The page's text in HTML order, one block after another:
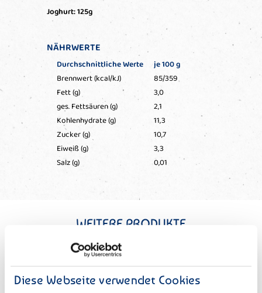
Diese Webseite verwendet Cookies
Joghurt: 125g
NÄHRWERTE
Durchschnittliche Werte
je 100 g
Brennwert (kcal/kJ)
85/359
Fett (g)
3,0
ges. Fettsäuren (g)
2,1
Kohlenhydrate (g)
11,3
Zucker (g)
10,7
Eiweiß (g)
3,3
Salz (g)
0,01
WEITERE PRODUKTE
FRUCHT – 125 G